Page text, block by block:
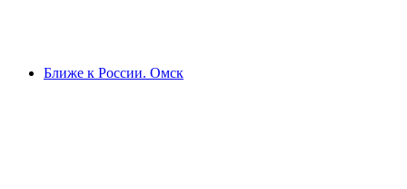
Ближе к России. Омск